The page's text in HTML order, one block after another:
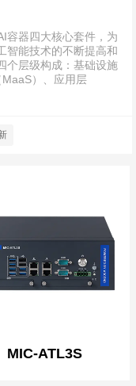
容器四大核心套件，为
智能技术的不断提高和
个层级构成：基础设施
）、应用层
MIC-ATL3S